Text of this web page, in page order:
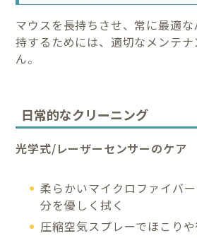
マウスを長持ちさせ、常に最適
持するためには、適切なメンテ
ん。
日常的なクリーニング
光学式/レーザーセンサーのケア
柔らかいマイクロファイバ
分を優しく拭く
圧縮空気スプレーでほこり